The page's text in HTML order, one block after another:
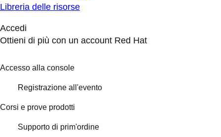
Libreria delle risorse
Accedi
Ottieni di più con un account Red Hat
Accesso alla console
Registrazione all'evento
Corsi e prove prodotti
Supporto di prim'ordine